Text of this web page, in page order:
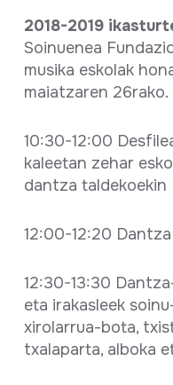
Fiche
2018-2019
Soinuenea
musika eskolak
maiatzaren 26rako.
10:30-12:00
kaleetan zehar
dantza taldekoekin
12:00-12:20
12:30-13:30
eta irakasleek
xirolarrua-bota,
txalaparta, alboka